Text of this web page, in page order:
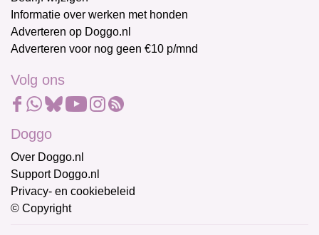
Informatie over werken met honden
Adverteren op Doggo.nl
Adverteren voor nog geen €10 p/mnd
Volg ons
Doggo
Over Doggo.nl
Support Doggo.nl
Privacy- en cookiebeleid
© Copyright